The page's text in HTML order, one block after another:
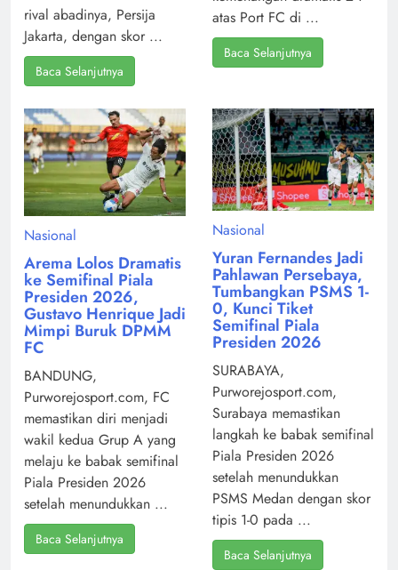
rival abadinya, Persija
Jakarta, dengan skor ...
Baca Selanjutnya
atas Port FC di ...
Baca Selanjutnya
Nasional
Arema Lolos Dramatis
ke Semifinal Piala
Presiden 2026,
Gustavo Henrique Jadi
Mimpi Buruk DPMM
FC
BANDUNG,
Purworejosport.com, FC
memastikan diri menjadi
wakil kedua Grup A yang
melaju ke babak semifinal
Piala Presiden 2026
setelah menundukkan ...
Baca Selanjutnya
Nasional
Yuran Fernandes Jadi
Pahlawan Persebaya,
Tumbangkan PSMS 1-
0, Kunci Tiket
Semifinal Piala
Presiden 2026
SURABAYA,
Purworejosport.com,
Surabaya memastikan
langkah ke babak semifinal
Piala Presiden 2026
setelah menundukkan
PSMS Medan dengan skor
tipis 1-0 pada ...
Baca Selanjutnya